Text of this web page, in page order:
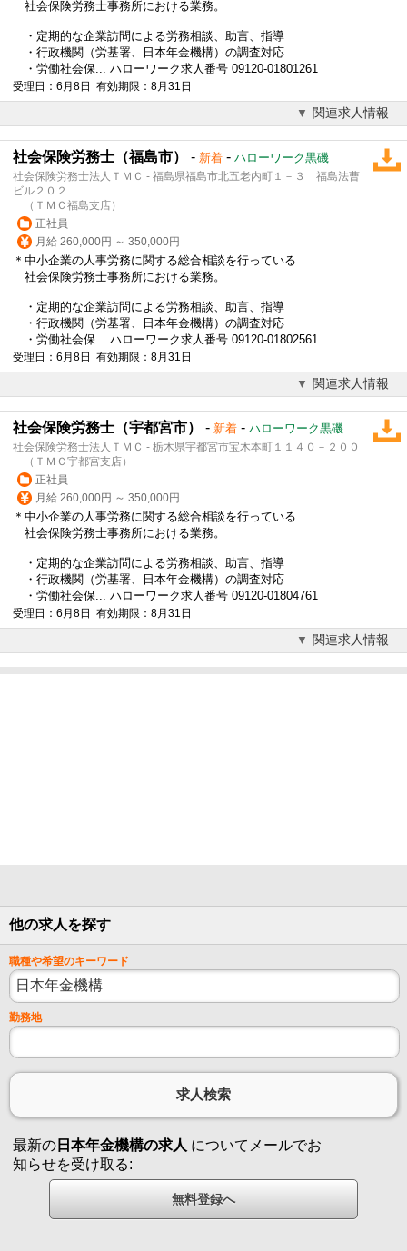
社会保険労務士事務所における業務。
・定期的な企業訪問による労務相談、助言、指導
・行政機関（労基署、
日本年金機構）の調査対応
・労働社会保... ハローワーク求人番号 09120-01801261
受理日：6月8日 有効期限：8月31日
関連求人情報
社会保険労務士（福島市） - 新着 - ハローワーク黒磯
社会保険労務士法人ＴＭＣ - 福島県福島市北五老内町１－３ 福島法曹
ビル２０２
（ＴＭＣ福島支店）
正社員
月給 260,000円 ～ 350,000円
＊中小企業の人事労務に関する総合相談を行っている
社会保険労務士事務所における業務。
・定期的な企業訪問による労務相談、助言、指導
・行政機関（労基署、
日本年金機構）の調査対応
・労働社会保... ハローワーク求人番号 09120-01802561
受理日：6月8日 有効期限：8月31日
関連求人情報
社会保険労務士（宇都宮市） - 新着 - ハローワーク黒磯
社会保険労務士法人ＴＭＣ - 栃木県宇都宮市宝木本町１１４０－２００
（ＴＭＣ宇都宮支店）
正社員
月給 260,000円 ～ 350,000円
＊中小企業の人事労務に関する総合相談を行っている
社会保険労務士事務所における業務。
・定期的な企業訪問による労務相談、助言、指導
・行政機関（労基署、
日本年金機構）の調査対応
・労働社会保... ハローワーク求人番号 09120-01804761
受理日：6月8日 有効期限：8月31日
関連求人情報
他の求人を探す
職種や希望のキーワード
勤務地
最新の 日本年金機構の求人 についてメールでお
知らせを受け取る: